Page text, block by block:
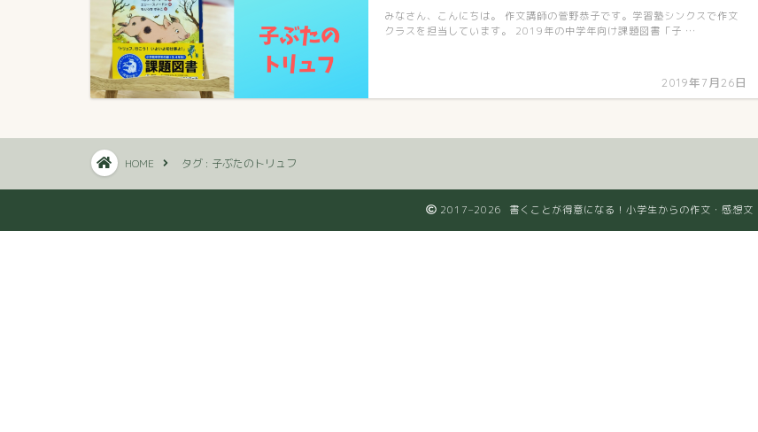
2019年7月26日
みなさん、こんにちは。 作文講師の菅野恭子です。学習塾シンクスで作文
クラスを担当しています。 2019年の中学年向け課題図書「子 …
HOME タグ : 子ぶたのトリュフ
2017–2026 書くことが得意になる！小学生からの作文・感想文